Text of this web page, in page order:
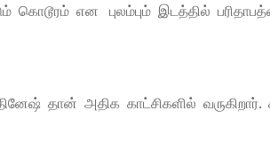
என புலம்பும் இடத்தில்
தான் அதிக காட்சிகளில்